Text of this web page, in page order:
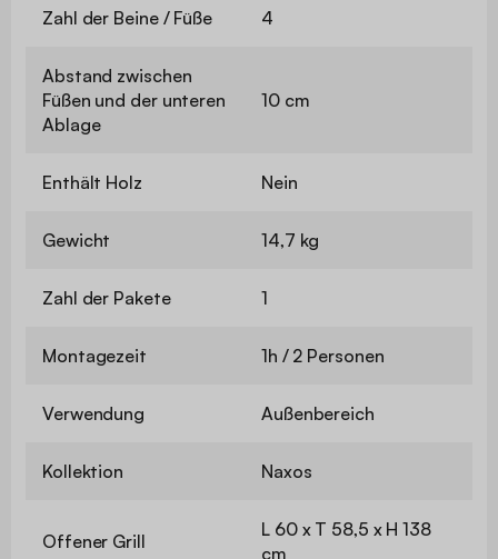
Zahl der Beine / Füße 4
Abstand zwischen
Füßen und der unteren
Ablage
10 cm
Enthält Holz Nein
Gewicht 14,7 kg
Zahl der Pakete 1
Montagezeit 1h / 2 Personen
Verwendung Außenbereich
Kollektion Naxos
Offener Grill
L 60 x T 58,5 x H 138
cm